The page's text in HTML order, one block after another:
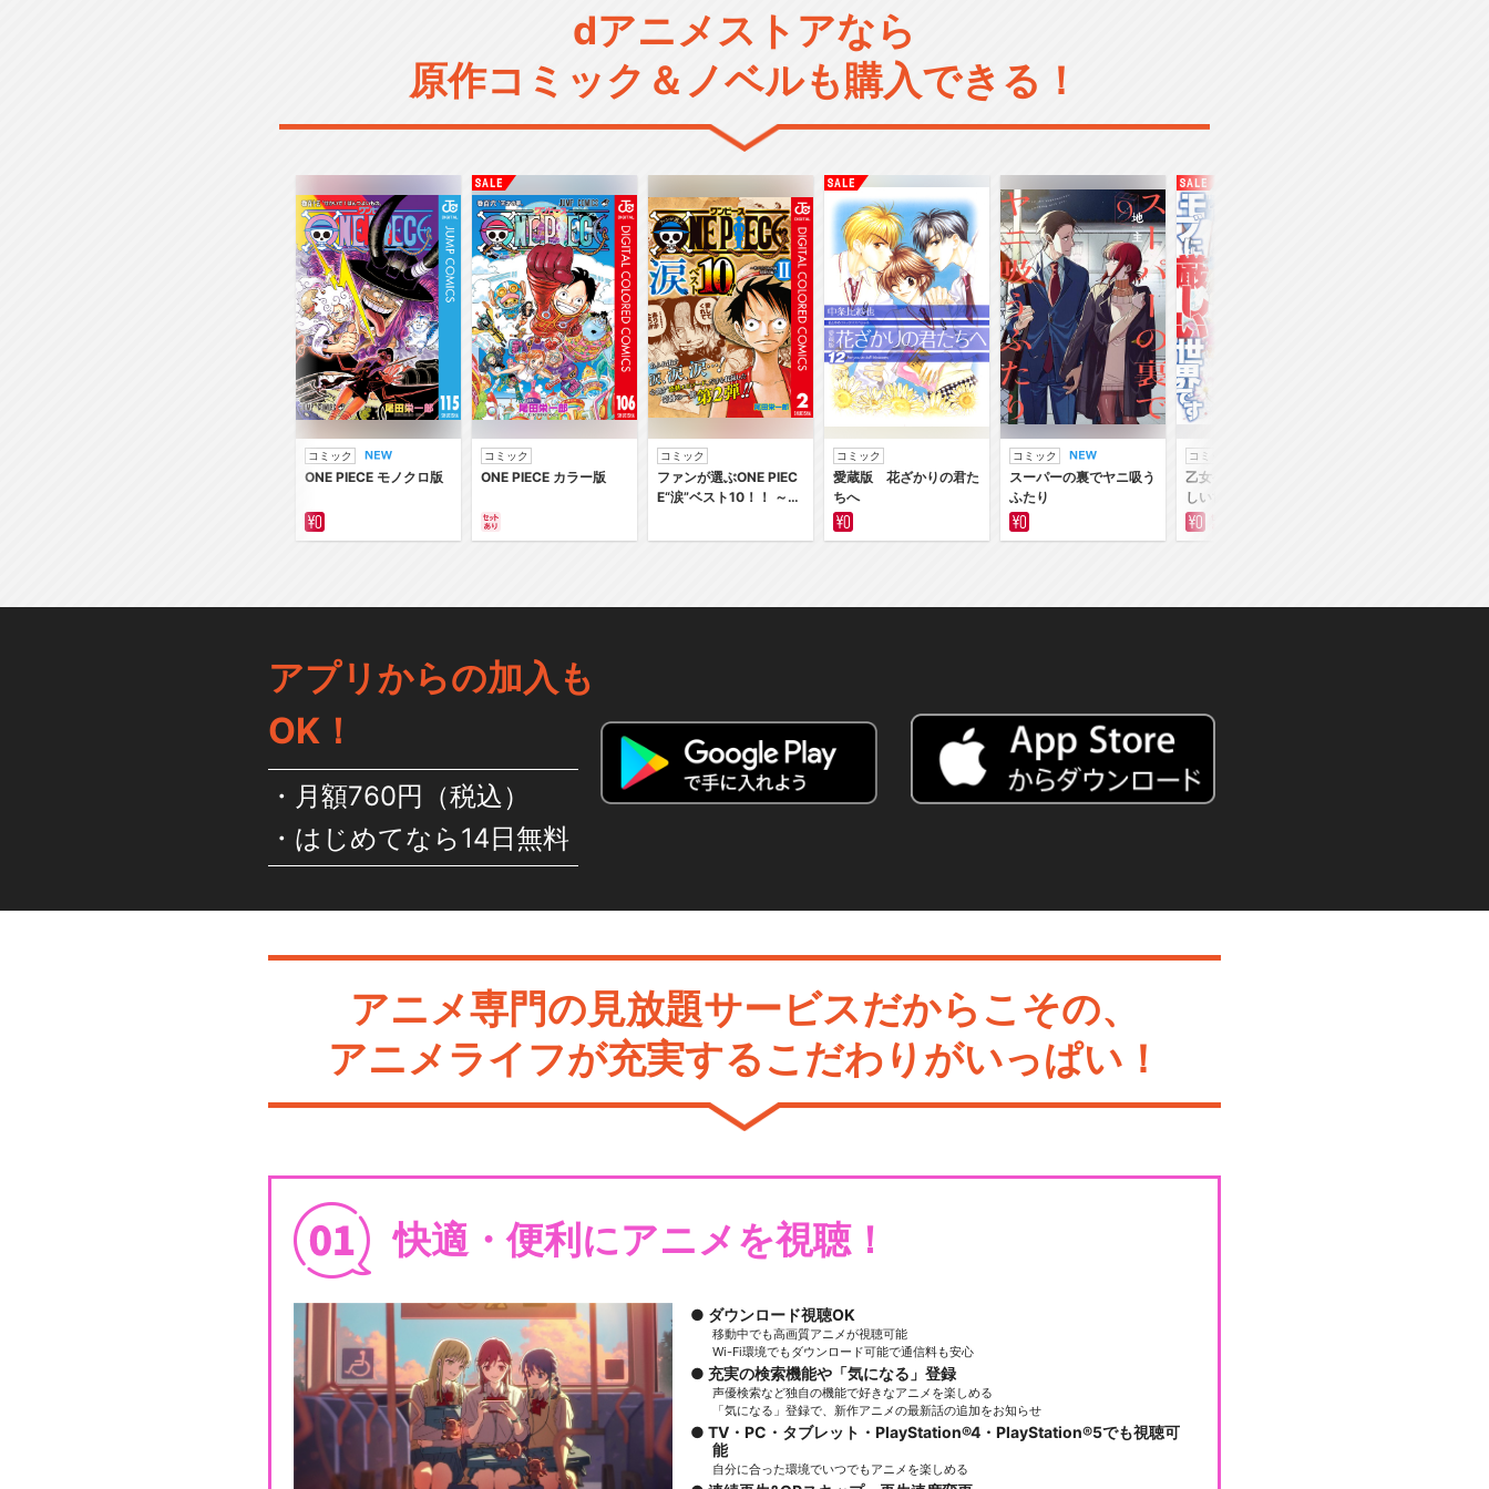
dアニメストアなら
原作コミック＆ノベルも購入できる！
コミック
ONE PIECE モノクロ版
コミック
ONE PIECE カラー版
コミック
ファンが選ぶONE PIEC
E“涙”ベスト10！！ ～サ
～ カラー版
コミック
愛蔵版 花ざかりの君た
ちへ
コミック
スーパーの裏でヤニ吸う
ふたり
コミック
乙女ゲー世界はモブに厳
しい世界です
アプリからの加入も
OK！
月額760円（税込）
はじめてなら14日無料
アニメ専門の見放題サービスだからこその、
アニメライフが充実するこだわりがいっぱい！
快適・便利にアニメを視聴！
ダウンロード視聴OK
移動中でも高画質アニメが視聴可能
Wi-Fi環境でもダウンロード可能で通信料も安心
充実の検索機能や「気になる」登録
声優検索など独自の機能で好きなアニメを楽しめる
「気になる」登録で、新作アニメの最新話の追加をお知らせ
TV・PC・タブレット・PlayStation®4・PlayStation®5でも視聴可
能
自分に合った環境でいつでもアニメを楽しめる